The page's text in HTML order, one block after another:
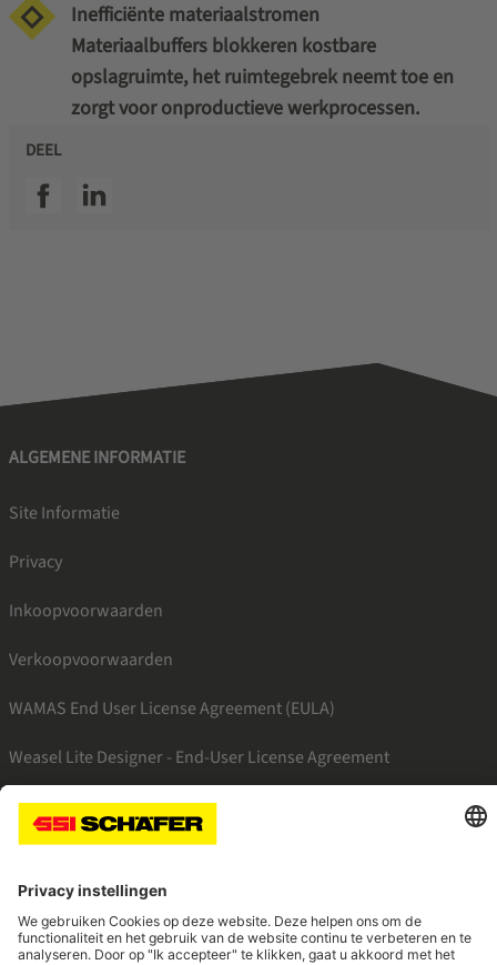
Inefficiënte materiaalstromen
Materiaalbuffers blokkeren kostbare
opslagruimte, het ruimtegebrek neemt toe en
zorgt voor onproductieve werkprocessen.
DEEL
SSI facebookSSI linkedin
ALGEMENE INFORMATIE
Site Informatie
Privacy
Inkoopvoorwaarden
Verkoopvoorwaarden
WAMAS End User License Agreement (EULA)
Weasel Lite Designer - End-User License Agreement
SSI facebookSSI linkedin